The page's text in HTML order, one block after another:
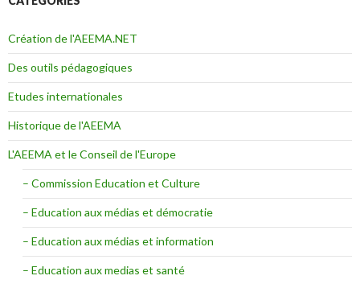
Création de l'AEEMA.NET
Des outils pédagogiques
Etudes internationales
Historique de l'AEEMA
L'AEEMA et le Conseil de l'Europe
– Commission Education et Culture
– Education aux médias et démocratie
– Education aux médias et information
– Education aux medias et santé